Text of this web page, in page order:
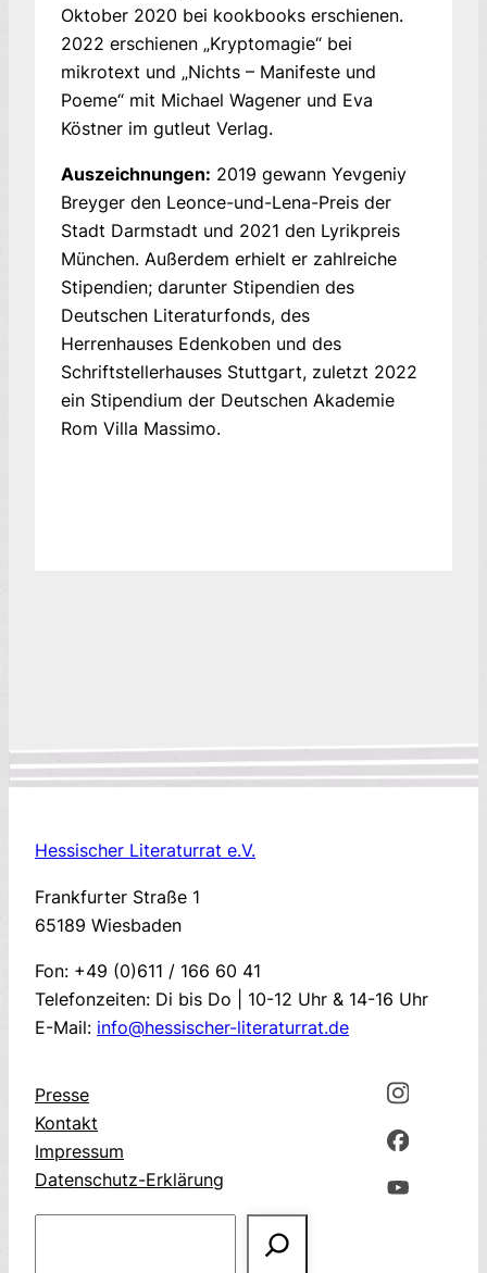
Oktober 2020 bei kookbooks erschienen.
2022 erschienen „Kryptomagie“ bei
mikrotext und „Nichts – Manifeste und
Poeme“ mit Michael Wagener und Eva
Köstner im gutleut Verlag.
Auszeichnungen: 2019 gewann Yevgeniy
Breyger den Leonce-und-Lena-Preis der
Stadt Darmstadt und 2021 den Lyrikpreis
München. Außerdem erhielt er zahlreiche
Stipendien; darunter Stipendien des
Deutschen Literaturfonds, des
Herrenhauses Edenkoben und des
Schriftstellerhauses Stuttgart, zuletzt 2022
ein Stipendium der Deutschen Akademie
Rom Villa Massimo.
Hessischer Literaturrat e.V.
Frankfurter Straße 1
65189 Wiesbaden
Fon: +49 (0)611 / 166 60 41
Telefonzeiten: Di bis Do | 10-12 Uhr & 14-16 Uhr
E-Mail: info@hessischer-literaturrat.de
Presse
Kontakt
Impressum
Datenschutz-Erklärung